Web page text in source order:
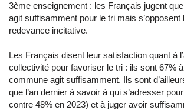
3ème enseignement : les Français jugent
agit suffisamment pour le tri mais s’opposent
redevance incitative.
Les Français disent leur satisfaction quant à
collectivité pour favoriser le tri : ils sont 67%
commune agit suffisamment. Ils sont
que l’an dernier à savoir à qui s’adresser
contre 48% en 2023) et à juger avoir